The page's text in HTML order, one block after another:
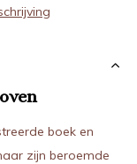
boek en
zijn beroemde